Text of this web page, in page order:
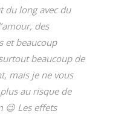
du long avec du
des
et beaucoup
beaucoup de
mais je ne vous
au risque de
😉 Les effets